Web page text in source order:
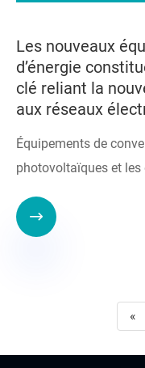
Les nouveaux
d’énergie
clé reliant la
aux réseaux
Équipements de
photovoltaïques et les

«